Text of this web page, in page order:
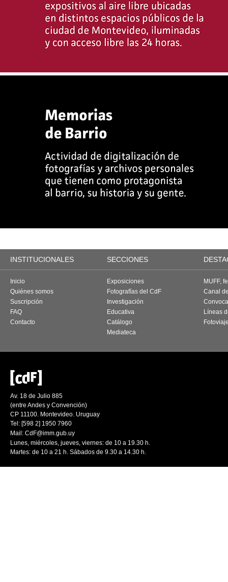
INSTITUCIONALES SECCIONES
Inicio
Quiénes somos
Suscripción
FAQ
Contacto
Exposiciones
Fotografías del CdF
Investigación
Educativa
Catálogo
Mediateca
MUFF,
Canal
Líneas
Av. 18 de Julio 885
(entre Andes y Convención)
CP 11100. Montevideo. Uruguay
Tel: [598 2] 1950 7960
Mail: CdF@imm.gub.uy
Lunes, miércoles, jueves, viernes: de 10 a 19.30 h.
Martes: de 10 a 21 h. Sábados de 9.30 a 14.30 h.